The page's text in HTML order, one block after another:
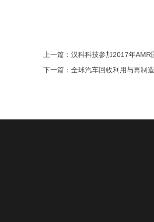
上一篇： 汉科科技参加2017年AMR
下一篇： 全球汽车回收利用与再制